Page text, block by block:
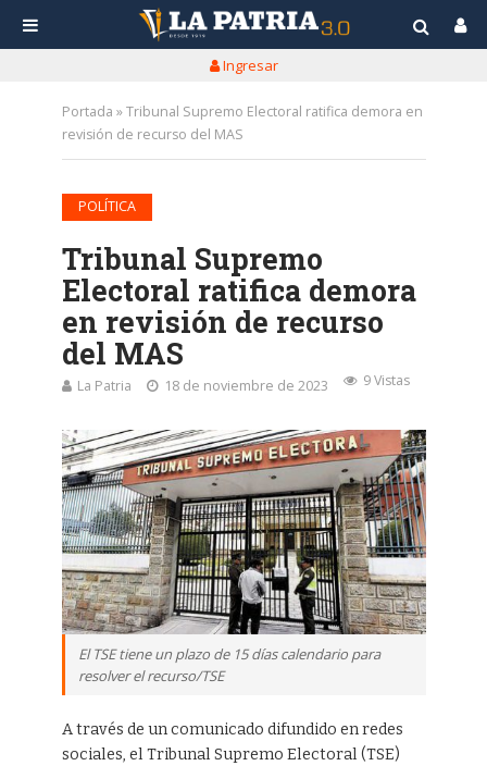
Ingresar
Portada »Tribunal Supremo Electoral ratifica demora en
revisión de recurso del MAS
POLÍTICA
Tribunal Supremo
Electoral ratifica demora
en revisión de recurso
del MAS
La Patria 18 de noviembre de 2023 9 Vistas
El TSE tiene un plazo de 15 días calendario para
resolver el recurso/TSE
A través de un comunicado difundido en redes
sociales, el Tribunal Supremo Electoral (TSE)